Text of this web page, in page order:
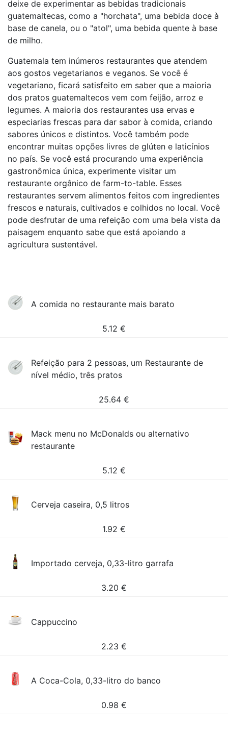
deixe de experimentar as bebidas tradicionais
guatemaltecas, como a "horchata", uma bebida doce à
base de canela, ou o "atol", uma bebida quente à base
de milho.
Guatemala tem inúmeros restaurantes que atendem
aos gostos vegetarianos e veganos. Se você é
vegetariano, ficará satisfeito em saber que a maioria
dos pratos guatemaltecos vem com feijão, arroz e
legumes. A maioria dos restaurantes usa ervas e
especiarias frescas para dar sabor à comida, criando
sabores únicos e distintos. Você também pode
encontrar muitas opções livres de glúten e laticínios
no país. Se você está procurando uma experiência
gastronômica única, experimente visitar um
restaurante orgânico de farm-to-table. Esses
restaurantes servem alimentos feitos com ingredientes
frescos e naturais, cultivados e colhidos no local. Você
pode desfrutar de uma refeição com uma bela vista da
paisagem enquanto sabe que está apoiando a
agricultura sustentável.
A comida no restaurante mais barato
5.12 €
Refeição para 2 pessoas, um Restaurante de
nível médio, três pratos
25.64 €
Mack menu no McDonalds ou alternativo
restaurante
5.12 €
Cerveja caseira, 0,5 litros
1.92 €
Importado cerveja, 0,33-litro garrafa
3.20 €
Cappuccino
2.23 €
A Coca-Cola, 0,33-litro do banco
0.98 €